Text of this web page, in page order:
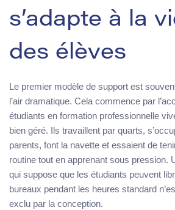
s’adapte à la
des élèves
Le premier modèle de support est
l’air dramatique. Cela commence par
étudiants en formation professionnelle
bien géré. Ils travaillent par quarts,
parents, font la navette et essaient de
routine tout en apprenant sous pression.
qui suppose que les étudiants peuvent
bureaux pendant les heures standard
exclu par la conception.